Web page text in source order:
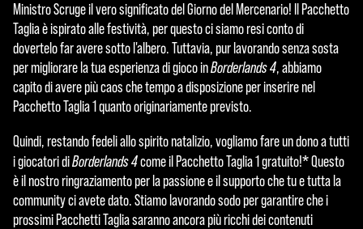
le.
Ministro Scruge il vero significato del Giorno del Mercenario! Il Pacchetto
Taglia è ispirato alle festività, per questo ci siamo resi conto di
dovertelo far avere sotto l'albero. Tuttavia, pur lavorando senza sosta
per migliorare la tua esperienza di gioco inBorderlands 4, abbiamo
capito di avere più caos che tempo a disposizione per inserire nel
Pacchetto Taglia 1 quanto originariamente previsto.
Quindi, restando fedeli allo spirito natalizio, vogliamo fare un dono a tutti
i giocatori diBorderlands 4come il Pacchetto Taglia 1 gratuito!*Questo
è il nostro ringraziamento per la passione e il supporto che tu e tutta la
community ci avete dato. Stiamo lavorando sodo per garantire che i
prossimi Pacchetti Taglia saranno ancora più ricchi dei contenuti